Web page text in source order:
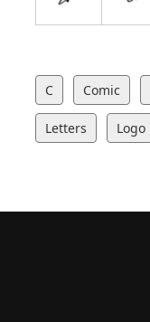
C Comic
Letters Logo